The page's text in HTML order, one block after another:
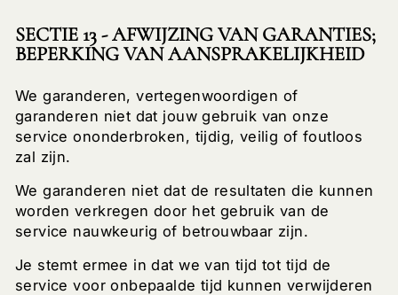
SECTIE 13 - AFWIJZING VAN GARANTIES;
BEPERKING VAN AANSPRAKELIJKHEID
We garanderen, vertegenwoordigen of
garanderen niet dat jouw gebruik van onze
service ononderbroken, tijdig, veilig of foutloos
zal zijn.
We garanderen niet dat de resultaten die kunnen
worden verkregen door het gebruik van de
service nauwkeurig of betrouwbaar zijn.
Je stemt ermee in dat we van tijd tot tijd de
service voor onbepaalde tijd kunnen verwijderen